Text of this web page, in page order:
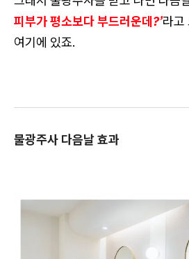
피부가 평소보다 부드러운데?’라고
여기에 있죠.
물광주사 다음날 효과